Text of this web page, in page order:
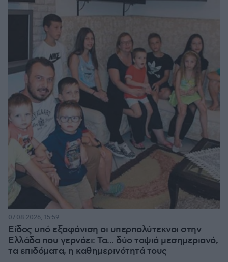
Είδος υπό εξαφάνιση οι υπερπολύτεκνοι στην
Ελλάδα που γερνάει: Τα... δύο ταψιά μεσημεριανό,
τα επιδόματα, η καθημερινότητά τους
07.08.2026, 15:59